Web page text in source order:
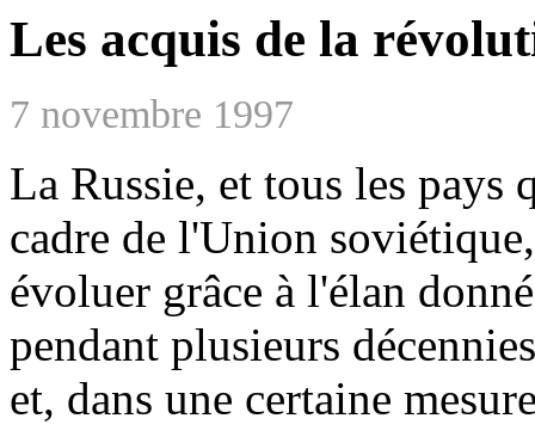
Les acquis de la
7 novembre 1997
La Russie, et tous les pays
cadre de l'Union
évoluer grâce à l'élan
pendant plusieurs
et, dans une certaine